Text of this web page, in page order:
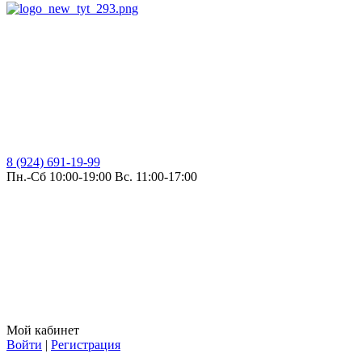
8 (924) 691-19-99
Пн.-Сб 10:00-19:00 Вс. 11:00-17:00
Мой кабинет
Войти | Регистрация